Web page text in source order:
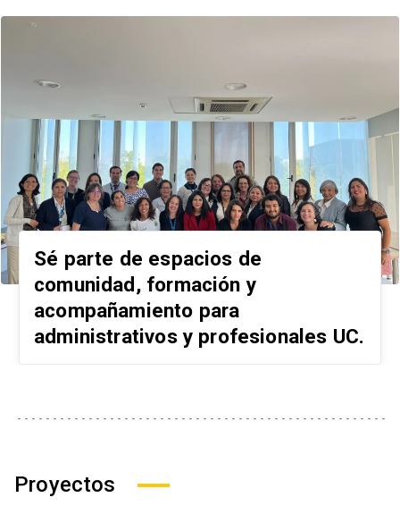
Sé parte de espacios de
comunidad, formación y
acompañamiento para
administrativos y profesionales UC.
Proyectos